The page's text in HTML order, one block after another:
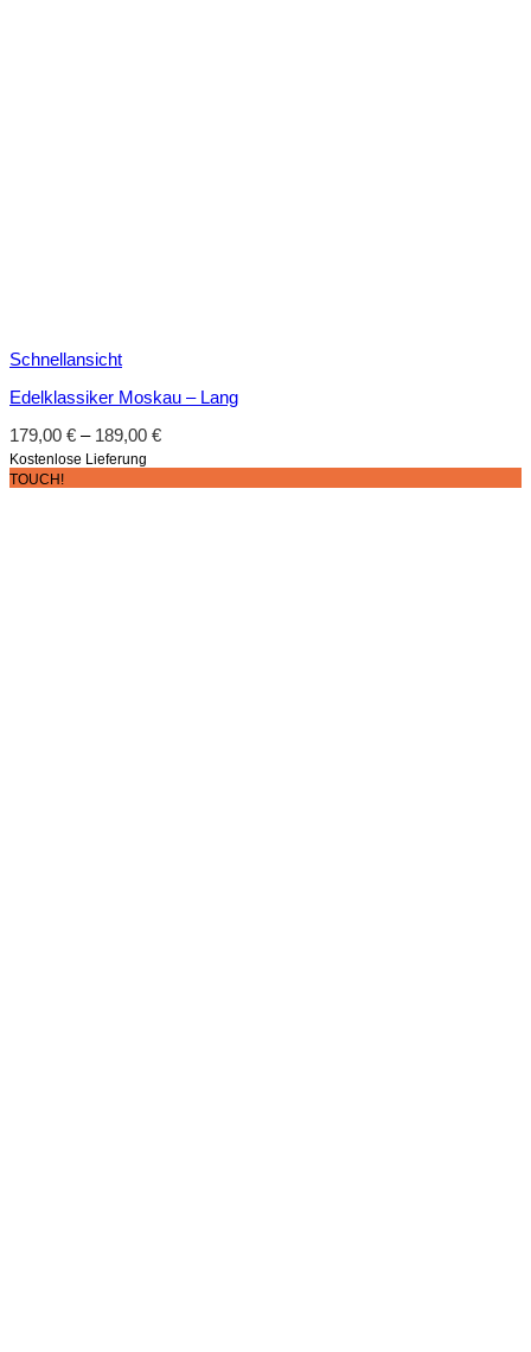
Schnellansicht
Edelklassiker Moskau – Lang
179,00 € – 189,00 €
Kostenlose Lieferung
TOUCH!